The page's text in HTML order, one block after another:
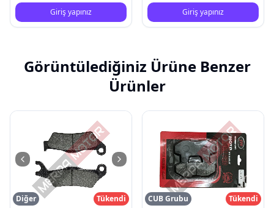
Giriş yapınız Giriş yapınız
Görüntülediğiniz Ürüne Benzer
Ürünler
Diğer
Tükendi
CUB Grubu
Tükendi